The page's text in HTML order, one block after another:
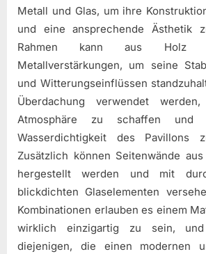
Metall und Glas, um ihre
und eine ansprechende Ästhetik
Rahmen kann aus Holz
Metallverstärkungen, um seine
und Witterungseinflüssen
Überdachung verwendet
Atmosphäre zu schaffen und
Wasserdichtigkeit des Pavillons
Zusätzlich können Seitenwände
hergestellt werden und mit
blickdichten Glaselementen
Kombinationen erlauben es einem
wirklich einzigartig zu sein,
diejenigen, die einen modernen